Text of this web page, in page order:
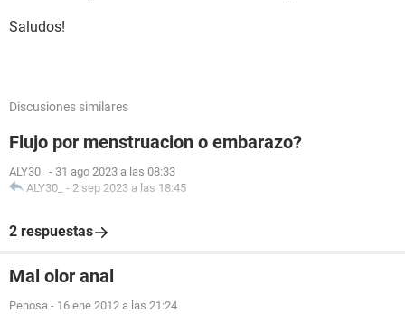
Saludos!
Discusiones similares
Flujo por menstruacion o embarazo?
ALY30_ - 31 ago 2023 a las 08:33
ALY30_ - 2 sep 2023 a las 18:45
2 respuestas
Mal olor anal
Penosa - 16 ene 2012 a las 21:24